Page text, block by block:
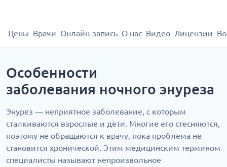
Цены Врачи Онлайн-запись О нас Видео Лицензии
Особенности
заболевания ночного энуреза
Энурез — неприятное заболевание, с которым
сталкиваются взрослые и дети. Многие его стесняются,
поэтому не обращаются к врачу, пока проблема не
становится хронической. Этим медицинским термином
специалисты называют непроизвольное